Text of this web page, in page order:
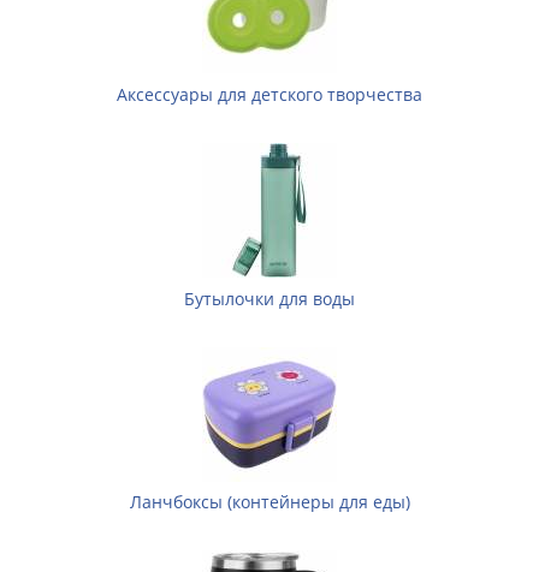
Аксессуары для детского творчества
Бутылочки для воды
Ланчбоксы (контейнеры для еды)